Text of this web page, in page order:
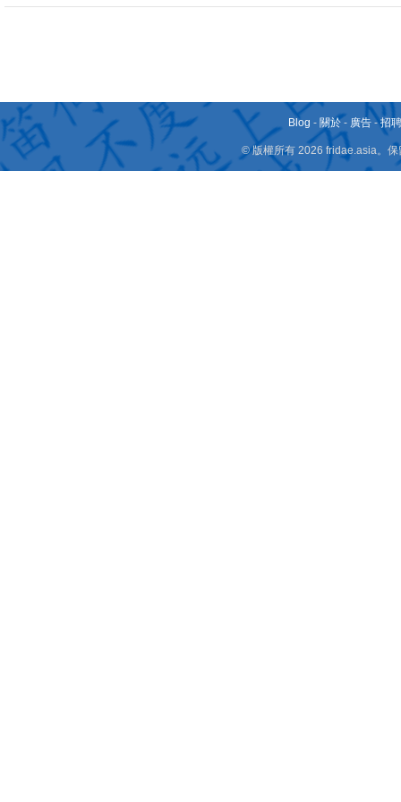
Blog - 關於 - 廣告 -招
© 版權所有 2026 fridae.asia。